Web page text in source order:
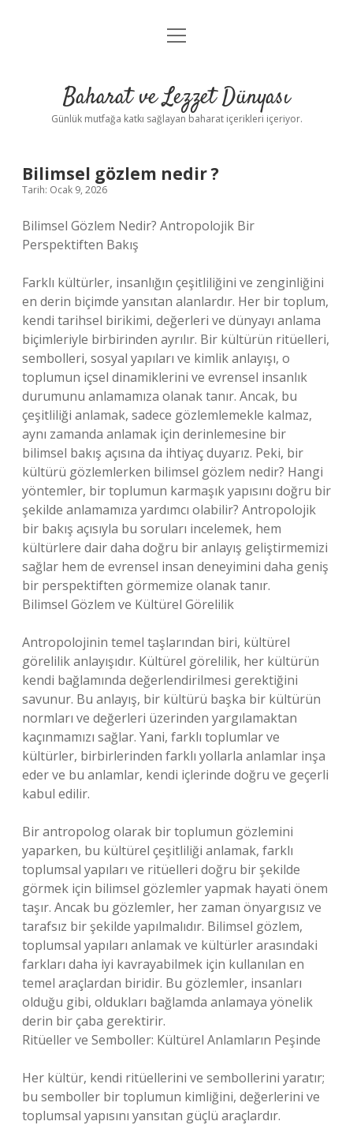
Anasayfa
Yasal Uyarı
menüyü
Baharat ve Lezzet Dünyası
Günlük mutfağa katkı sağlayan baharat içerikleri içeriyor.
Bilimsel gözlem nedir ?
Tarih: Ocak 9, 2026
Bilimsel Gözlem Nedir? Antropolojik Bir
Perspektiften Bakış
Farklı kültürler, insanlığın çeşitliliğini ve zenginliğini
en derin biçimde yansıtan alanlardır. Her bir toplum,
kendi tarihsel birikimi, değerleri ve dünyayı anlama
biçimleriyle birbirinden ayrılır. Bir kültürün ritüelleri,
sembolleri, sosyal yapıları ve kimlik anlayışı, o
toplumun içsel dinamiklerini ve evrensel insanlık
durumunu anlamamıza olanak tanır. Ancak, bu
çeşitliliği anlamak, sadece gözlemlemekle kalmaz,
aynı zamanda anlamak için derinlemesine bir
bilimsel bakış açısına da ihtiyaç duyarız. Peki, bir
kültürü gözlemlerken bilimsel gözlem nedir? Hangi
yöntemler, bir toplumun karmaşık yapısını doğru bir
şekilde anlamamıza yardımcı olabilir? Antropolojik
bir bakış açısıyla bu soruları incelemek, hem
kültürlere dair daha doğru bir anlayış geliştirmemizi
sağlar hem de evrensel insan deneyimini daha geniş
bir perspektiften görmemize olanak tanır.
Bilimsel Gözlem ve Kültürel Görelilik
Antropolojinin temel taşlarından biri, kültürel
görelilik anlayışıdır. Kültürel görelilik, her kültürün
kendi bağlamında değerlendirilmesi gerektiğini
savunur. Bu anlayış, bir kültürü başka bir kültürün
normları ve değerleri üzerinden yargılamaktan
kaçınmamızı sağlar. Yani, farklı toplumlar ve
kültürler, birbirlerinden farklı yollarla anlamlar inşa
eder ve bu anlamlar, kendi içlerinde doğru ve geçerli
kabul edilir.
Bir antropolog olarak bir toplumun gözlemini
yaparken, bu kültürel çeşitliliği anlamak, farklı
toplumsal yapıları ve ritüelleri doğru bir şekilde
görmek için bilimsel gözlemler yapmak hayati önem
taşır. Ancak bu gözlemler, her zaman önyargısız ve
tarafsız bir şekilde yapılmalıdır. Bilimsel gözlem,
toplumsal yapıları anlamak ve kültürler arasındaki
farkları daha iyi kavrayabilmek için kullanılan en
temel araçlardan biridir. Bu gözlemler, insanları
olduğu gibi, oldukları bağlamda anlamaya yönelik
derin bir çaba gerektirir.
Ritüeller ve Semboller: Kültürel Anlamların Peşinde
Her kültür, kendi ritüellerini ve sembollerini yaratır;
bu semboller bir toplumun kimliğini, değerlerini ve
toplumsal yapısını yansıtan güçlü araçlardır.